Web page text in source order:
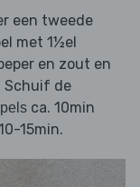
een tweede
met 1½el
en zout en
Schuif de
ca. 10min
15min.